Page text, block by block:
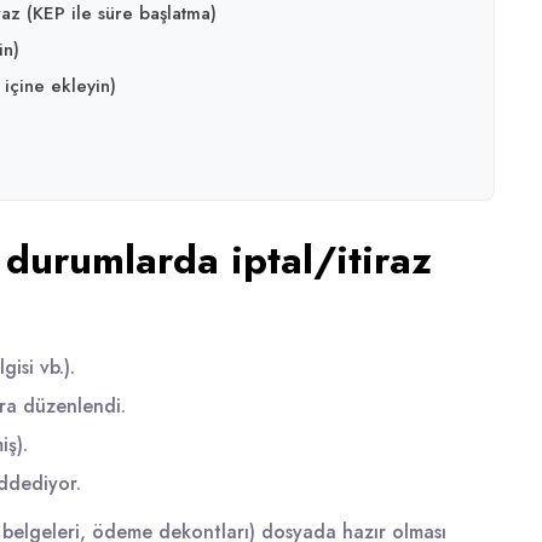
(KEP ile süre başlatma)
ekleyin)
iptal/itiraz
vb.).
düzenlendi.
ödeme dekontları) dosyada hazır olması